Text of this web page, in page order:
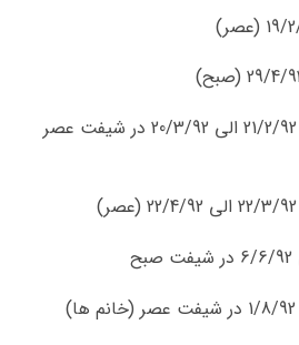
دوره Altium Designer از 21/2/92 الی 20/3/92 در شیفت عصر